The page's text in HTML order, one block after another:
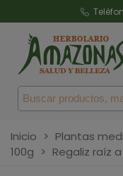
Inicio > Plantas
100g > Regaliz raíz a